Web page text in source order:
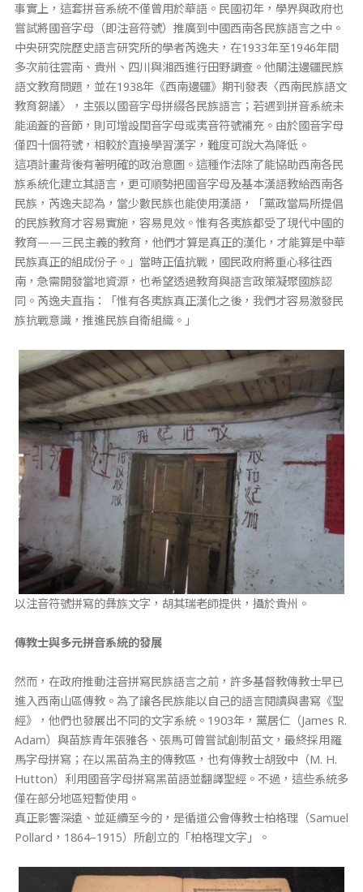
事實上，這套拼音系統不僅曾用於華語。民國初年，學界與政府也
嘗試將國音字母（即注音符號）推廣到中國西南各民族語言之中。
中央研究院歷史語言研究所的學者芮逸夫，在1933年至1946年間
多次前往雲南、貴州、四川與湘西進行田野調查。他關注邊疆民族
語文教育問題，並在1938年《西南邊疆》期刊發表〈西南民族語文
教育芻議〉，主張以國音字母拼綴各民族語言；若遇到拼音系統未
能涵蓋的音節，則可增設閏音字母或夷音符號補充。由於國音字母
僅四十個符號，相較於直接學習漢字，難度可說大為降低。
這項計畫背後有著明確的政治意圖。這種作法除了能協助西南各民
族系統化建立其語言，更可順勢把國音字母及基本漢語教給西南各
民族，芮逸夫認為，當少數民族也能使用漢語，「黨政當局所提倡
的民族教育才容易實施，容易見效。惟有各夷族都受了現代中國的
教育——三民主義的教育，他們才算是真正的漢化，才能算是中華
民族真正的組成份子。」當時正值抗戰，國民政府將重心移往西
南，急需開發當地資源，也希望透過教育與語言政策凝聚國族認
同。芮逸夫直指：「惟有各夷族真正漢化之後，我們才容易激發民
族抗戰意識，推進民族自衛組織。」
以注音符號拼寫的彝族文字，胡其瑞老師提供，攝於貴州。
傳教士與多元拼音系統的發展
然而，在政府推動注音拼寫民族語言之前，許多基督教傳教士早已
進入西南山區傳教。為了讓各民族能以自己的語言閱讀與書寫《聖
經》，他們也發展出不同的文字系統。1903年，黨居仁（James R.
Adam）與苗族青年張雅各、張馬可曾嘗試創制苗文，最終採用羅
馬字母拼寫；在以黑苗為主的傳教區，也有傳教士胡致中（M. H.
Hutton）利用國音字母拼寫黑苗語並翻譯聖經。不過，這些系統多
僅在部分地區短暫使用。
真正影響深遠、並延續至今的，是循道公會傳教士柏格理（Samuel
Pollard，1864–1915）所創立的「柏格理文字」。